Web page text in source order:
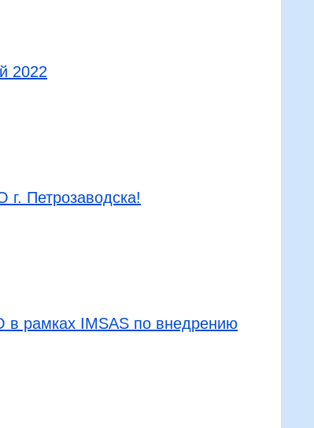
2022
Петрозаводска!
в рамках IMSAS по внедрению